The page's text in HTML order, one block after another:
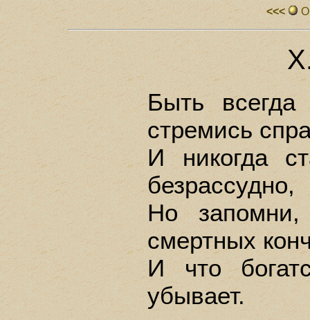
<<<
Быть
стремись
И никогда
безрассудно,
Но запомни,
смертных
И что
убывает.